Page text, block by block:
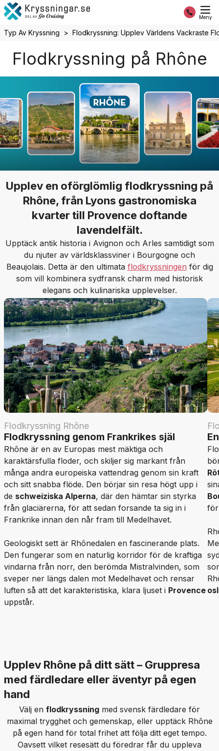
Meny
Typ Av Kryssning Flodkryssning: Upplev Världens Vackraste
Flodkryssning på Rhône
Upplev en oförglömlig flodkryssning på
Rhône, från Lyons gastronomiska
kvarter till Provence doftande
lavendelfält.
Upptäck antik historia i Avignon och Arles samtidigt som
du njuter av världsklassviner i Bourgogne och
Beaujolais. Detta är den ultimata flodkryssningen för dig
som vill kombinera sydfransk charm med historisk
elegans och kulinariska upplevelser.
Flodkryssning Rhône
Flodkryssning genom Frankrikes själ
Rhône är en av Europas mest mäktiga och
karaktärsfulla floder, och skiljer sig markant från
många andra europeiska vattendrag genom sin kraft
och sitt snabba flöde. Den börjar sin resa högt upp i
de schweiziska Alperna, där den hämtar sin styrka
från glaciärerna, för att sedan forsande ta sig in i
Frankrike innan den når fram till Medelhavet.
Geologiskt sett är Rhônedalen en fascinerande plats.
Den fungerar som en naturlig korridor för de kraftiga
vindarna från norr, den berömda Mistralvinden, som
sveper ner längs dalen mot Medelhavet och rensar
luften så att det karakteristiska, klara ljuset i Provence
uppstår.
för
Upplev Rhône på ditt sätt – Gruppresa
med färdledare eller äventyr på egen
hand
Välj en flodkryssning med svensk färdledare för
maximal trygghet och gemenskap, eller upptäck Rhône
på egen hand för total frihet att följa ditt eget tempo.
Oavsett vilket resesätt du föredrar får du uppleva